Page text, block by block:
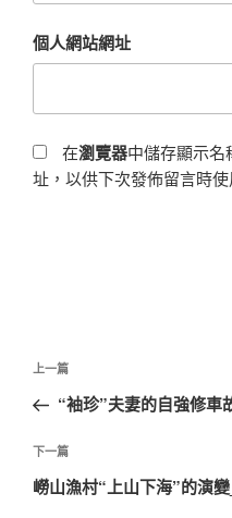
個人網站網址
在瀏覽器中儲存顯示名
址，以供下次發佈留言時使
文
導
覽
上
一
文
章
上一篇
“袖珍”夫妻的自強修車
下
一
下一篇
嶗山漁村“上山下海”的演